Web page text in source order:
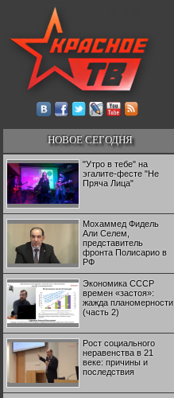
НОВОЕ СЕГОДНЯ
"Утро в тебе" на
эгалите-фесте "Не
Пряча Лица"
Мохаммед Фидель
Али Селем,
представитель
фронта Полисарио в
РФ
Экономика СССР
времен «застоя»:
жажда планомерности
(часть 2)
Рост социального
неравенства в 21
веке: причины и
последствия